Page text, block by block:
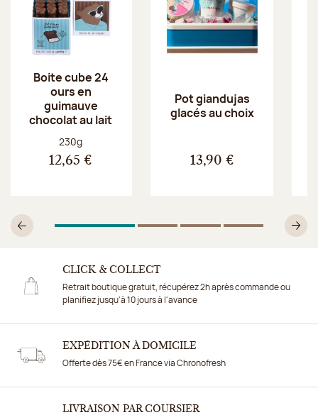
Boite cube 24
ours en
guimauve
chocolat au lait
Poids net :
230g
12,65 €
Pot giandujas
glacés au choix
13,90 €
Précédent
1Sur 4 2Sur 4
3Sur 4
4Sur 4
CLICK & COLLECT
Retrait boutique gratuit, récupérez 2h après commande ou
planifiez jusqu'à 10 jours à l'avance
EXPÉDITION À DOMICILE
Offerte dès 75€ en France via Chronofresh
LIVRAISON PAR COURSIER